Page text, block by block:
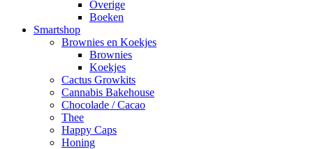
Overige
Boeken
Smartshop
Brownies en Koekjes
Brownies
Koekjes
Cactus Growkits
Cannabis Bakehouse
Chocolade / Cacao
Thee
Happy Caps
Honing